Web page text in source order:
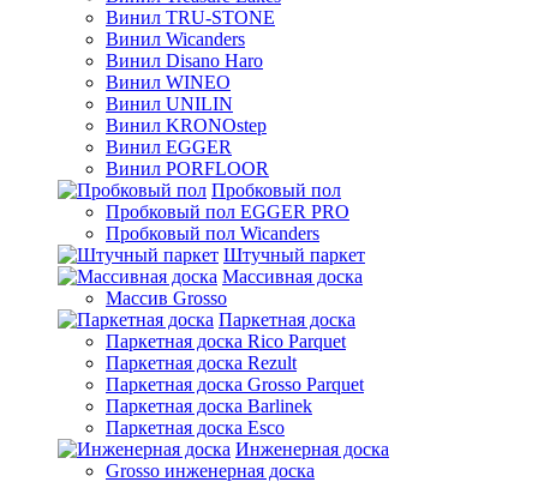
Винил TRU-STONE
Винил Wicanders
Винил Disano Haro
Винил WINEO
Винил UNILIN
Винил KRONOstep
Винил EGGER
Винил PORFLOOR
Пробковый пол
Пробковый пол EGGER PRO
Пробковый пол Wicanders
Штучный паркет
Массивная доска
Массив Grosso
Паркетная доска
Паркетная доска Rico Parquet
Паркетная доска Rezult
Паркетная доска Grosso Parquet
Паркетная доска Barlinek
Паркетная доска Esco
Инженерная доска
Grosso инженерная доска